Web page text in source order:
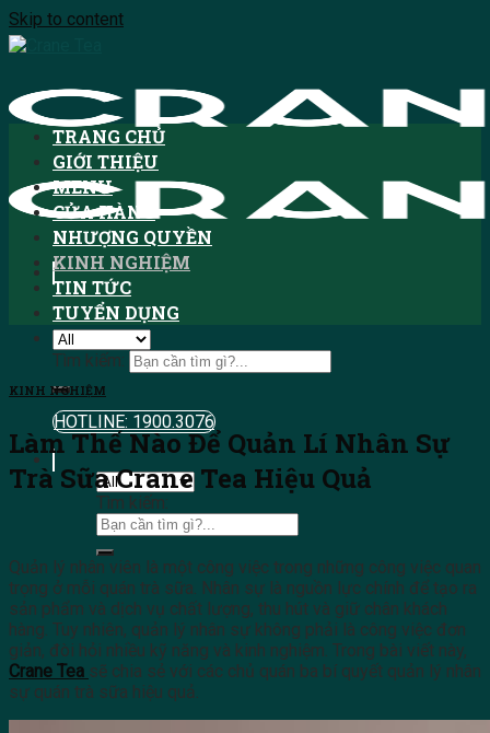
Skip to content
Tìm kiếm:
HOTLINE: 1900.3076
Tìm kiếm:
TRANG CHỦ
GIỚI THIỆU
MENU
CỬA HÀNG
NHƯỢNG QUYỀN
KINH NGHIỆM
TIN TỨC
TUYỂN DỤNG
KINH NGHIỆM
Làm Thế Nào Để Quản Lí Nhân Sự
Trà Sữa Crane Tea Hiệu Quả
Quản lý nhân viên là một công việc trong những công việc quan
trọng ở mỗi quán trà sữa. Nhân sự là nguồn lực chính để tạo ra
sản phẩm và dịch vụ chất lượng, thu hút và giữ chân khách
hàng. Tuy nhiên, quản lý nhân sự không phải là công việc đơn
giản, đòi hỏi nhiều kỹ năng và kinh nghiệm. Trong bài viết này,
Crane Tea sẽ chia sẻ với các chủ quán ba bí quyết quản lý nhân
sự quán trà sữa hiệu quả.